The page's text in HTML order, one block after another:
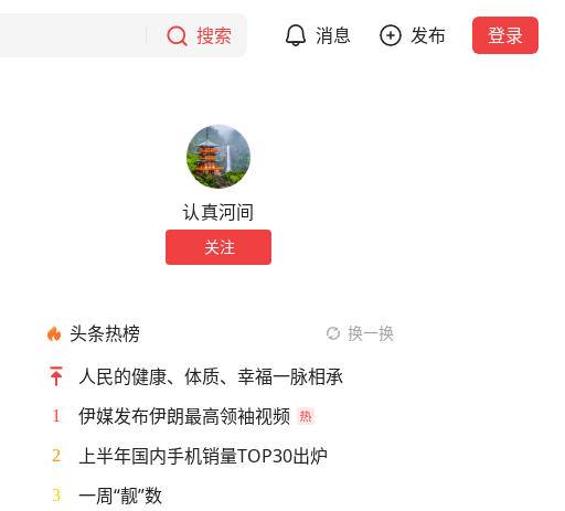
搜索 消息 发布 登录
认真河间
关注
头条热榜 换一换
人民的健康、体质、幸福一脉相承
1 伊媒发布伊朗最高领袖视频
2 上半年国内手机销量TOP30出炉
3 一周“靓”数